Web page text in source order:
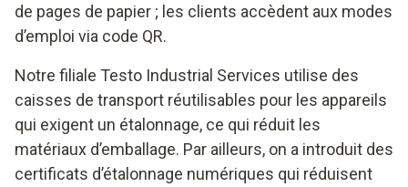
de pages de papier ; les clients accèdent aux modes
d’emploi via code QR.
Notre filiale Testo Industrial Services utilise des
caisses de transport réutilisables pour les appareils
qui exigent un étalonnage, ce qui réduit les
matériaux d’emballage. Par ailleurs, on a introduit des
certificats d’étalonnage numériques qui réduisent